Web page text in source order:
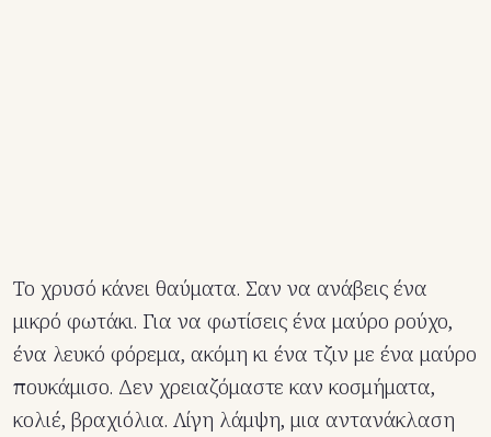
Το χρυσό κάνει θαύματα. Σαν να ανάβεις ένα
μικρό φωτάκι. Για να φωτίσεις ένα μαύρο ρούχο,
ένα λευκό φόρεμα, ακόμη κι ένα τζιν με ένα μαύρο
πουκάμισο. Δεν χρειαζόμαστε καν κοσμήματα,
κολιέ, βραχιόλια. Λίγη λάμψη, μια αντανάκλαση